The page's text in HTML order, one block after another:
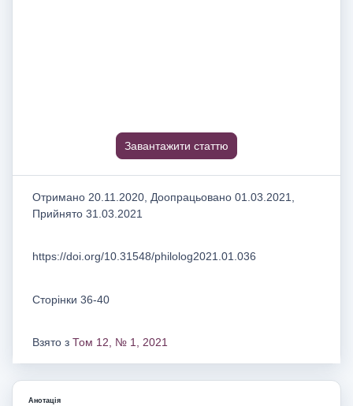
Завантажити статтю
Отримано 20.11.2020, Доопрацьовано 01.03.2021,
Прийнято 31.03.2021
https://doi.org/10.31548/philolog2021.01.036
Сторінки 36-40
Взято з Том 12, № 1, 2021
Анотація